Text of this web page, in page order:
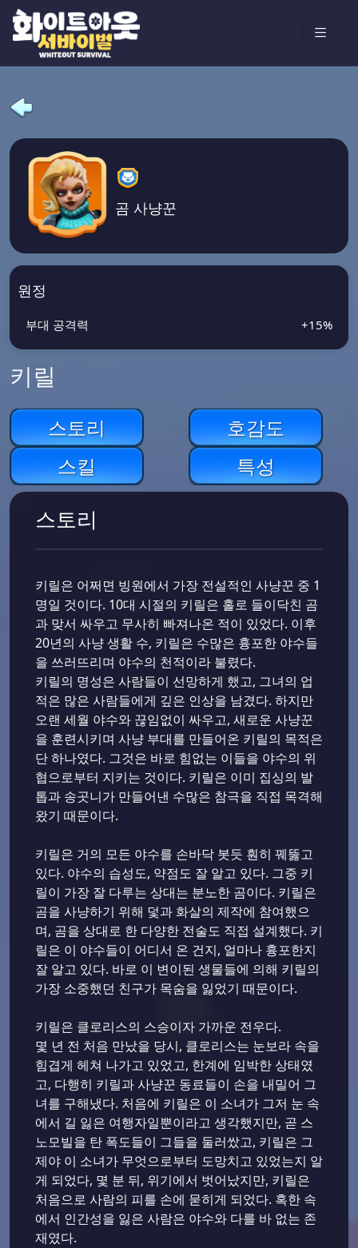
곰 사냥꾼
원정
부대 공격력 +15%
키릴
스토리
호감도
스킬
특성
스토리
키릴은 어쩌면 빙원에서 가장 전설적인 사냥꾼 중 1
명일 것이다. 10대 시절의 키릴은 홀로 들이닥친 곰
과 맞서 싸우고 무사히 빠져나온 적이 있었다. 이후
20년의 사냥 생활 수, 키릴은 수많은 흉포한 야수들
을 쓰러뜨리며 야수의 천적이라 불렸다.
키릴의 명성은 사람들이 선망하게 했고, 그녀의 업
적은 많은 사람들에게 깊은 인상을 남겼다. 하지만
오랜 세월 야수와 끊임없이 싸우고, 새로운 사냥꾼
을 훈련시키며 사냥 부대를 만들어온 키릴의 목적은
단 하나였다. 그것은 바로 힘없는 이들을 야수의 위
협으로부터 지키는 것이다. 키릴은 이미 집싱의 발
톱과 송곳니가 만들어낸 수많은 참극을 직접 목격해
왔기 때문이다.
키릴은 거의 모든 야수를 손바닥 봇듯 훤히 꿰뚫고
있다. 야수의 습성도, 약점도 잘 알고 있다. 그중 키
릴이 가장 잘 다루는 상대는 분노한 곰이다. 키릴은
곰을 사냥하기 위해 덫과 화살의 제작에 참여했으
며, 곰을 상대로 한 다양한 전술도 직접 설계했다. 키
릴은 이 야수들이 어디서 온 건지, 얼마나 흉포한지
잘 알고 있다. 바로 이 변이된 생물들에 의해 키릴의
가장 소중했던 친구가 목숨을 잃었기 때문이다.
키릴은 클로리스의 스승이자 가까운 전우다.
몇 년 전 처음 만났을 당시, 클로리스는 눈보라 속을
힘겹게 헤쳐 나가고 있었고, 한계에 임박한 상태였
고, 다행히 키릴과 사냥꾼 동료들이 손을 내밀어 그
녀를 구해냈다. 처음에 키릴은 이 소녀가 그저 눈 속
에서 길 잃은 여행자일뿐이라고 생각했지만, 곧 스
노모빌을 탄 폭도들이 그들을 둘러쌌고, 키릴은 그
제야 이 소녀가 무엇으로부터 도망치고 있었는지 알
게 되었다, 몇 분 뒤, 위기에서 벗어났지만, 키릴은
처음으로 사람의 피를 손에 묻히게 되었다. 혹한 속
에서 인간성을 잃은 사람은 야수와 다를 바 없는 존
재였다.